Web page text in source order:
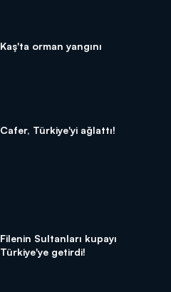
Kaş'ta orman yangını
Cafer, Türkiye'yi ağlattı!
Filenin Sultanları kupayı
Türkiye'ye getirdi!